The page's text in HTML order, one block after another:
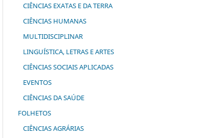
CIÊNCIAS EXATAS E DA TERRA
CIÊNCIAS HUMANAS
MULTIDISCIPLINAR
LINGUÍSTICA, LETRAS E ARTES
CIÊNCIAS SOCIAIS APLICADAS
EVENTOS
CIÊNCIAS DA SAÚDE
FOLHETOS
CIÊNCIAS AGRÁRIAS